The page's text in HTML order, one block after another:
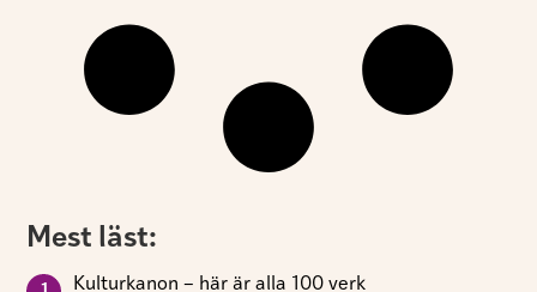
Mest läst:
Kulturkanon – här är alla 100 verk